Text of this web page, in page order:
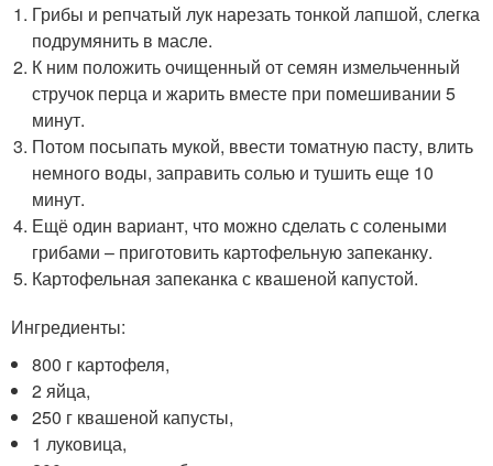
Грибы и репчатый лук нарезать тонкой лапшой, слегка
подрумянить в масле.
К ним положить очищенный от семян измельченный
стручок перца и жарить вместе при помешивании 5
минут.
Потом посыпать мукой, ввести томатную пасту, влить
немного воды, заправить солью и тушить еще 10
минут.
Ещё один вариант, что можно сделать с солеными
грибами – приготовить картофельную запеканку.
Картофельная запеканка с квашеной капустой.
Ингредиенты:
800 г картофеля,
2 яйца,
250 г квашеной капусты,
1 луковица,